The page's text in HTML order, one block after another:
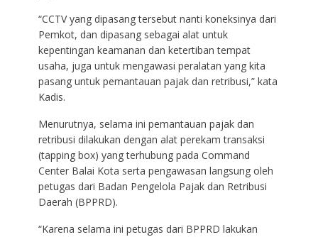
“CCTV yang dipasang tersebut nanti koneksinya dari
Pemkot, dan dipasang sebagai alat untuk
kepentingan keamanan dan ketertiban tempat
usaha, juga untuk mengawasi peralatan yang kita
pasang untuk pemantauan pajak dan retribusi,” kata
Kadis.
Menurutnya, selama ini pemantauan pajak dan
retribusi dilakukan dengan alat perekam transaksi
(tapping box) yang terhubung pada Command
Center Balai Kota serta pengawasan langsung oleh
petugas dari Badan Pengelola Pajak dan Retribusi
Daerah (BPPRD).
“Karena selama ini petugas dari BPPRD lakukan